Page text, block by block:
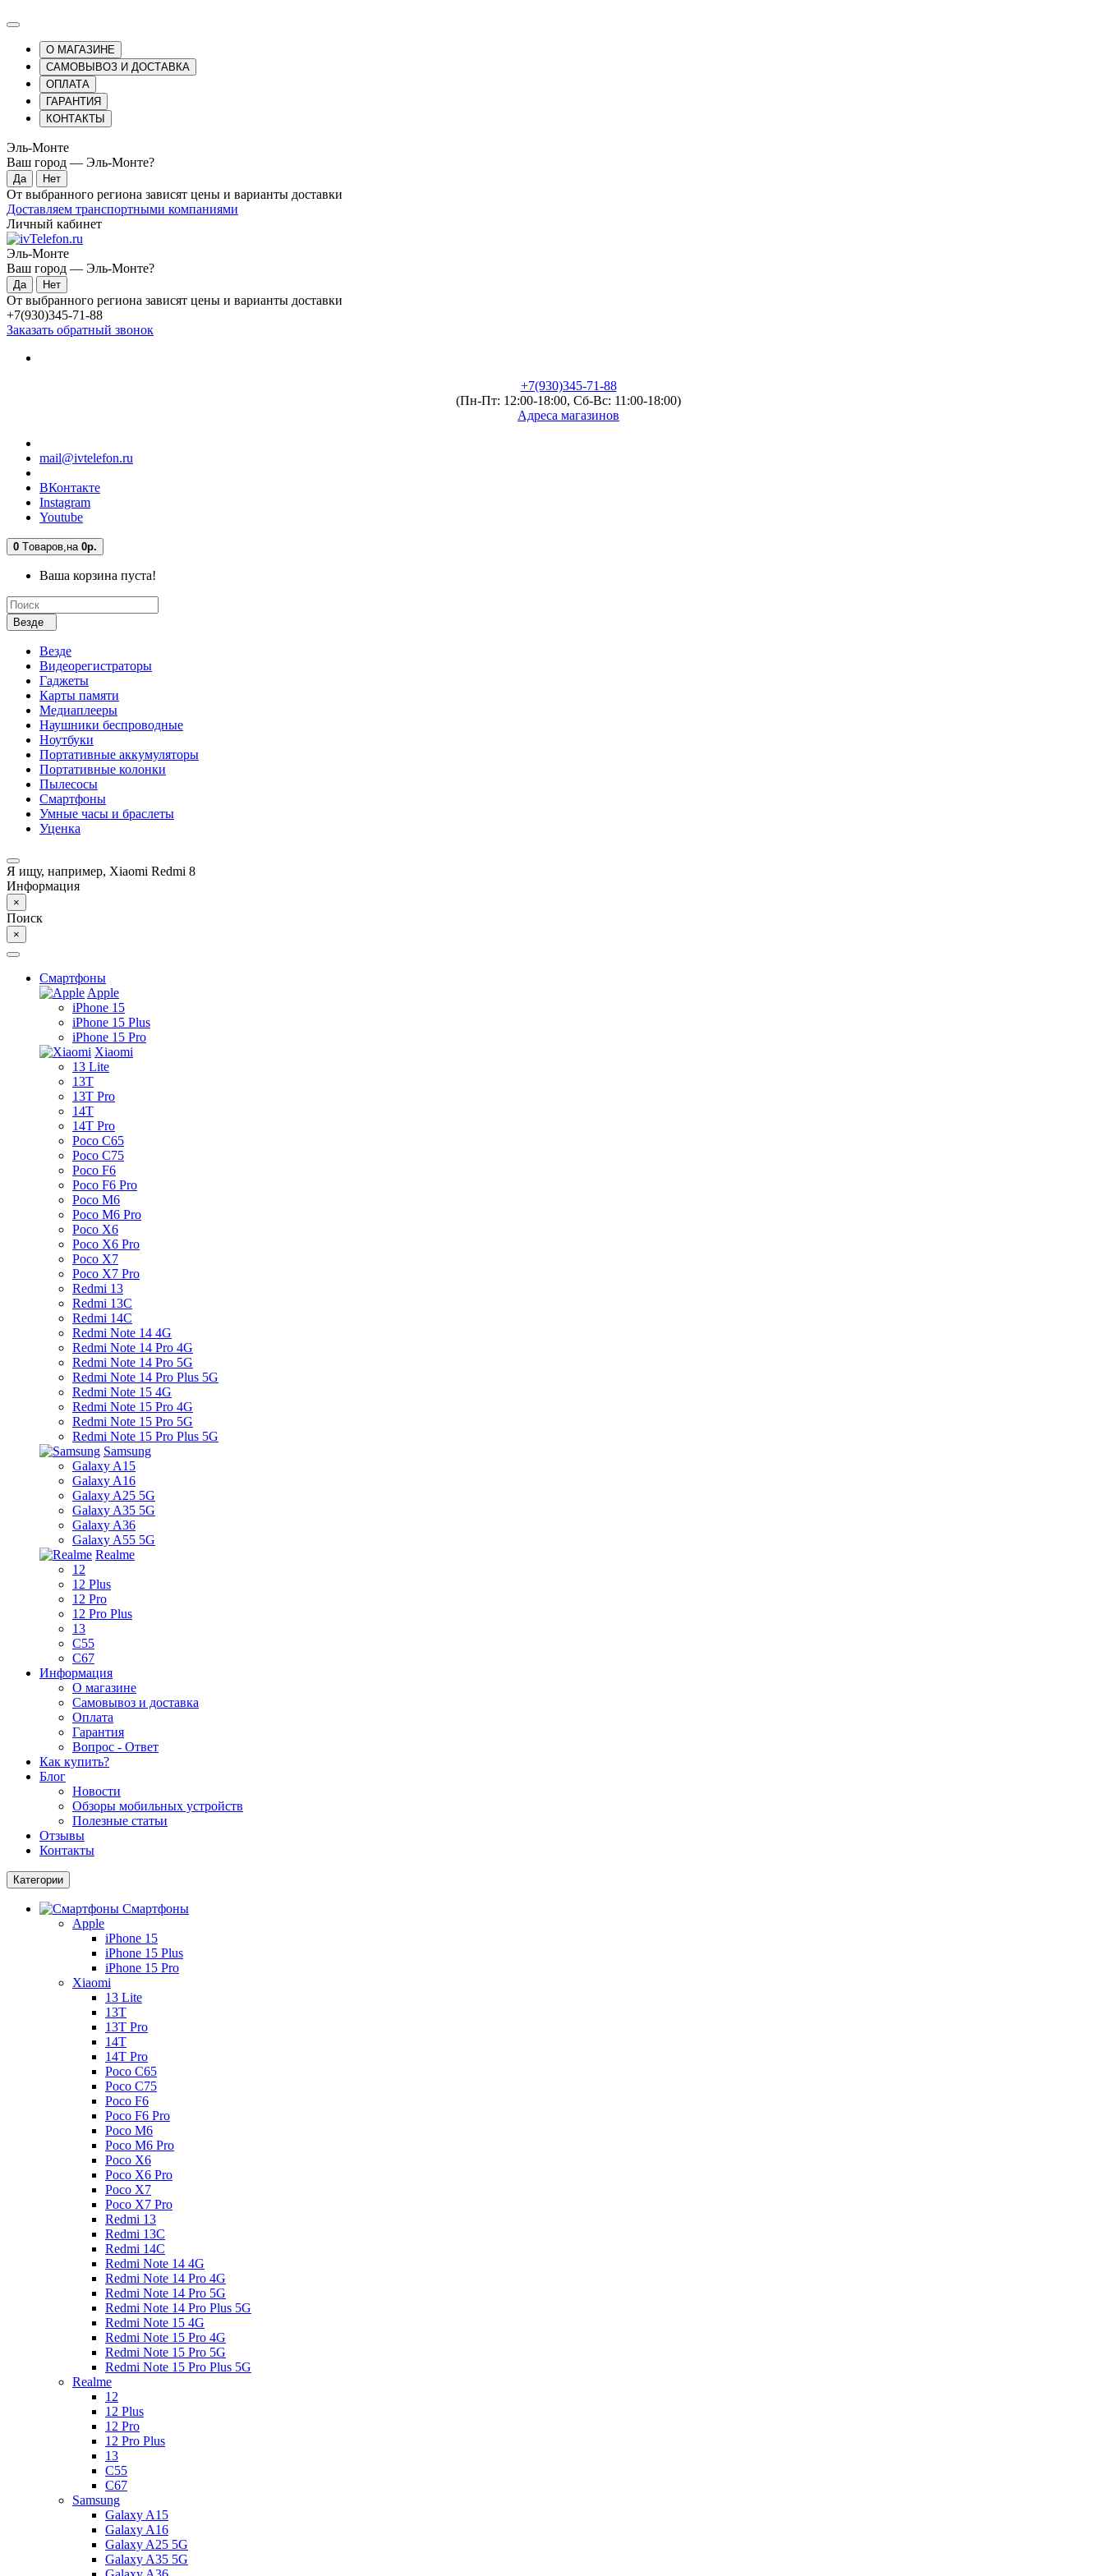
О МАГАЗИНЕ
САМОВЫВОЗ И ДОСТАВКА
ОПЛАТА
ГАРАНТИЯ
КОНТАКТЫ
Эль-Монте
Ваш город — Эль-Монте?
От выбранного региона зависят цены и варианты доставки
Доставляем транспортными компаниями
Личный кабинет
Эль-Монте
Ваш город — Эль-Монте?
От выбранного региона зависят цены и варианты доставки
+7(930)345-71-88
Заказать обратный звонок
+7(930)345-71-88
(Пн-Пт: 12:00-18:00, Сб-Вс: 11:00-18:00)
Адреса магазинов
mail@ivtelefon.ru
ВКонтакте
Instagram
Youtube
0 Tоваров,на 0р.
Ваша корзина пуста!
Везде
Везде
Видеорегистраторы
Гаджеты
Карты памяти
Медиаплееры
Наушники беспроводные
Ноутбуки
Портативные аккумуляторы
Портативные колонки
Пылесосы
Смартфоны
Умные часы и браслеты
Уценка
Я ищу, например, Xiaomi Redmi 8
Информация
×
Поиск
×
Смартфоны
Apple
iPhone 15
iPhone 15 Plus
iPhone 15 Pro
Xiaomi
13 Lite
13T
13T Pro
14T
14T Pro
Poco C65
Poco C75
Poco F6
Poco F6 Pro
Poco M6
Poco M6 Pro
Poco X6
Poco X6 Pro
Poco X7
Poco X7 Pro
Redmi 13
Redmi 13C
Redmi 14C
Redmi Note 14 4G
Redmi Note 14 Pro 4G
Redmi Note 14 Pro 5G
Redmi Note 14 Pro Plus 5G
Redmi Note 15 4G
Redmi Note 15 Pro 4G
Redmi Note 15 Pro 5G
Redmi Note 15 Pro Plus 5G
Samsung
Galaxy A15
Galaxy A16
Galaxy A25 5G
Galaxy A35 5G
Galaxy A36
Galaxy A55 5G
Realme
12
12 Plus
12 Pro
12 Pro Plus
13
C55
C67
Информация
О магазине
Самовывоз и доставка
Оплата
Гарантия
Вопрос - Ответ
Как купить?
Блог
Новости
Обзоры мобильных устройств
Полезные статьи
Отзывы
Контакты
Категории
Смартфоны
Apple
iPhone 15
iPhone 15 Plus
iPhone 15 Pro
Xiaomi
13 Lite
13T
13T Pro
14T
14T Pro
Poco C65
Poco C75
Poco F6
Poco F6 Pro
Poco M6
Poco M6 Pro
Poco X6
Poco X6 Pro
Poco X7
Poco X7 Pro
Redmi 13
Redmi 13C
Redmi 14C
Redmi Note 14 4G
Redmi Note 14 Pro 4G
Redmi Note 14 Pro 5G
Redmi Note 14 Pro Plus 5G
Redmi Note 15 4G
Redmi Note 15 Pro 4G
Redmi Note 15 Pro 5G
Redmi Note 15 Pro Plus 5G
Realme
12
12 Plus
12 Pro
12 Pro Plus
13
C55
C67
Samsung
Galaxy A15
Galaxy A16
Galaxy A25 5G
Galaxy A35 5G